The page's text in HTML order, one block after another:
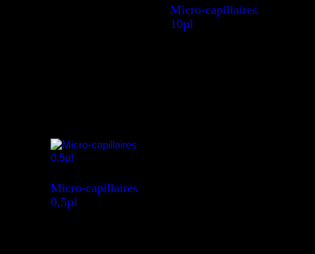
Micro-capillaires
10µl
Micro-capillaires
0,5µl